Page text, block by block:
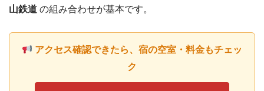
山鉄道 の組み合わせが基本です。
アクセス確認できたら、宿の空室・料金もチェッ
ク